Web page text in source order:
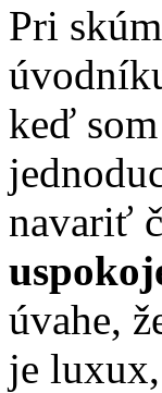
Pri
keď
navariť
úvahe,
je